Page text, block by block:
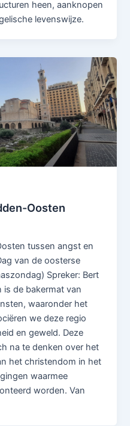
heen, aanknopen
levenswijze.
Oosten
tussen angst en
van de oosterse
Spreker: Bert
de bakermat van
waaronder het
we deze regio
en geweld. Deze
na te denken over het
het christendom in het
waarmee
worden. Van